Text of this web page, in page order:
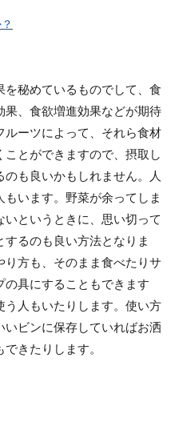
秘めているものでして、食
果、食欲増進効果などが期待
ルーツによって、それら食材
とができますので、摂取し
も良いかもしれません。人
います。野菜が余ってしま
というときに、思い切って
るのも良い方法となりま
方も、そのまま食べたりサ
の具にすることもできます
う人もいたりします。使い方
いビンに保存していればお洒
きたりします。